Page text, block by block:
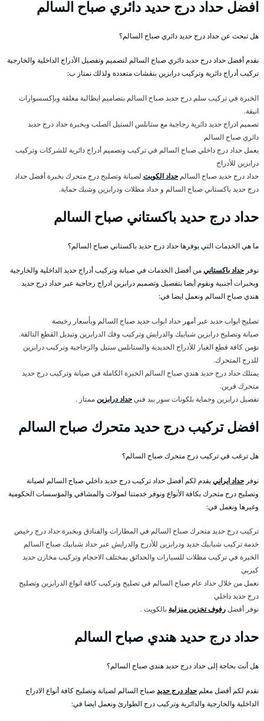
افضل حداد درج حديد دائري صباح السالم
هل تبحث عن حداد درج حديد دائري صباح السالم؟
نقدم أفضل حداد درج حديد دائري صباح السالم لتصميم وتفصيل الأدراج الداخلية والخارجية
تركيب أدراج دائرية وتركيب درابزين بنقشات متعددة ولذلك نمتاز ب:
الخبرة في تركيب سلم درج حديد صباح السالم بتصاميم ايطالية معلقة وبإكسسوارات
انيقة.
تصميم ادراج حديد دائرية زجاجية مع ستانلس الستيل الصلب وبخبرة حداد درج حديد
دائري صباح السالم
يعمل حداد درج داخلي صباح السالم في تركيب وتصميم أدراج دائرية للشركات وتركيب
درابزين للأدراج
حداد درج حديد صباح السالم حداد الكويت لصيانة وتصليح درج متحرك بخبرة أفضل حداد
درج حديد باكستاني صباح السالم و حداد مظلات ودرابزين وشبك حماية.
حداد درج حديد باكستاني صباح السالم
ما هي الخدمات التي يوفرها حداد درج حديد باكستاني صباح السالم؟
نوفر حداد باكستانيمن أفضل الخدمات في صيانة وتركيب أدراج حديد الداخلية والخارجية
وبخبرات أجنبية ونقوم أيضا بتفصيل وتصميم درابزين ادراج زجاجية عبر حداد درج حديد
هندي صباح السالم ونعمل ايضا في:
تصليح ابواب حديد عبر أمهر حداد ابواب حديد صباح السالم وبأسعار رخيصة
صيانة وتصليح درابزين شبابيك والدرايش وتركيب وفك الدرابزين وتبديل القطع التالفة.
نؤمن كافة قطع الغيار للأدراج الحديدية والستانلس ستيل والزجاجية وتركيب درابزين
للدرج المتحرك.
يمتلك حداد درج حديد هندي صباح السالم الخبرة الكاملة في صيانة وتركيب درج حديد
متحرك قرين.
تفصيل درابزين وحماية بلكونات سور بيد فنيحداد درابزينممتاز .
افضل تركيب درج حديد متحرك صباح السالم
هل ترغب في تركيب درج متحرك صباح السالم؟
نوفر حداد ايرانييقدم لكم أفضل حداد تركيب درج حديد داخلي صباح السالم لصيانة
وتصليح درج متحرك بكافة الأنواع ونوفر خدمتنا لمولات والمشافي والمؤسسات الحكومية
وغيرها ونعمل في:
تركيب درج حديد متحرك صباح السالم في المطارات والفنادق وبخبرة حداد درج رخيص
خدمة تركيب شبابيك حديد ودرابزين للأدرج والدرايش عبر حداد شبابيك صباح السالم
الخبرة في تركيب مظلات للسيارات والحدائق بمختلف الاحجام وتركيب مخازن حديد
كيربي
نعمل من خلال حداد عام صباح السالم في تصليح وتركيب كافة انواع الدرابزين وتصليح
درج حديد داخلي
نوفر أفضلرفوف تخزين منزلية بالكويت .
حداد درج حديد هندي صباح السالم
هل أنت بحاجة إلى حداد درج حديد هندي صباح السالم؟
نقدم لكم أفضل معلم حداد درج حديدصباح السالم لصيانة وتصليح كافة أنواع الادراج
الداخلية والخارجية والدائرية وتركيب درج الطوارئ ونعمل ايضا في: